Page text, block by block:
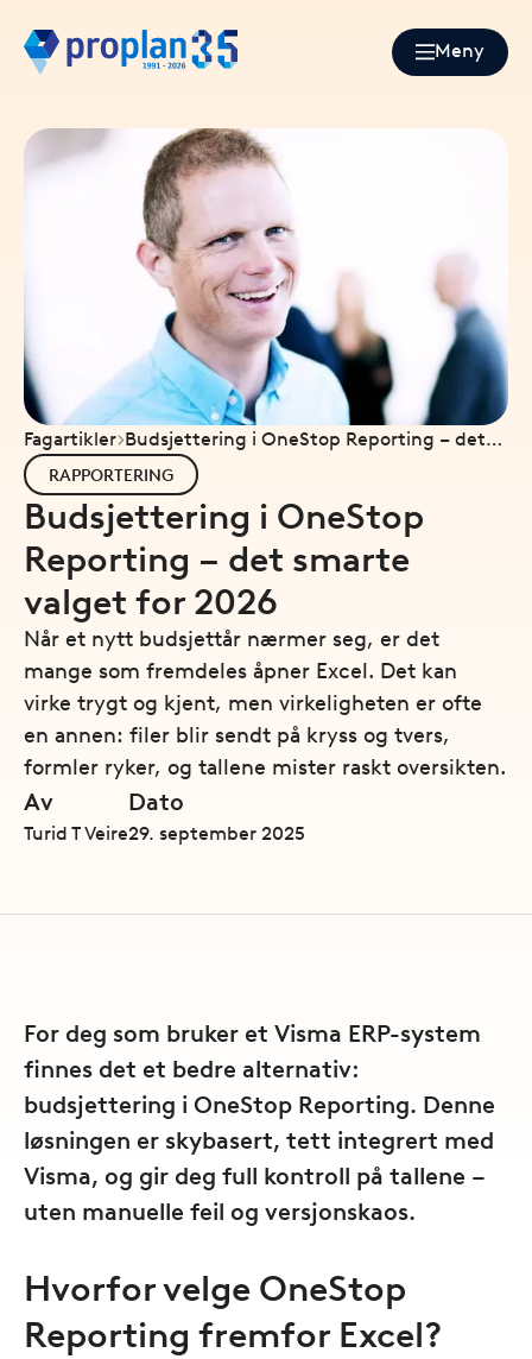
Meny
Fagartikler Budsjettering i OneStop Reporting – det
smarte valget for 2026
RAPPORTERING
Budsjettering i OneStop
Reporting – det smarte
valget for 2026
Når et nytt budsjettår nærmer seg, er det
mange som fremdeles åpner Excel. Det kan
virke trygt og kjent, men virkeligheten er ofte
en annen: filer blir sendt på kryss og tvers,
formler ryker, og tallene mister raskt oversikten.
Av
Turid T Veire
Dato
29. september 2025
For deg som bruker et Visma ERP-system
finnes det et bedre alternativ:
budsjettering i OneStop Reporting. Denne
løsningen er skybasert, tett integrert med
Visma, og gir deg full kontroll på tallene –
uten manuelle feil og versjonskaos.
Hvorfor velge OneStop
Reporting fremfor Excel?